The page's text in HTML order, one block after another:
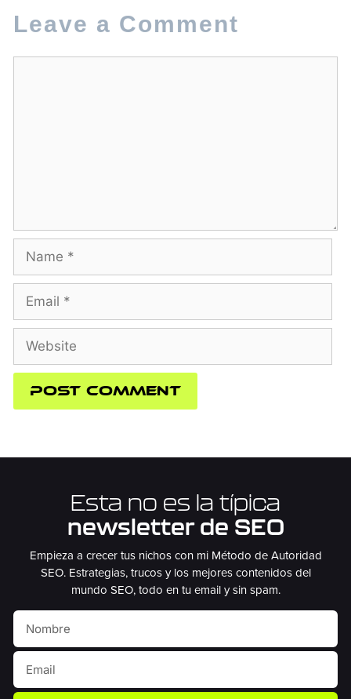
Leave a Comment
Esta no es la típica
newsletter de SEO
Empieza a crecer tus nichos con mi Método de Autoridad
SEO. Estrategias, trucos y los mejores contenidos del
mundo SEO, todo en tu email y sin spam.